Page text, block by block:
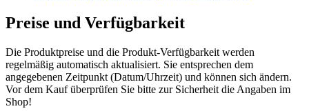
Preise und Verfügbarkeit
Die Produktpreise und die Produkt-Verfügbarkeit werden
regelmäßig automatisch aktualisiert. Sie entsprechen dem
angegebenen Zeitpunkt (Datum/Uhrzeit) und können sich ändern.
Vor dem Kauf überprüfen Sie bitte zur Sicherheit die Angaben im
Shop!